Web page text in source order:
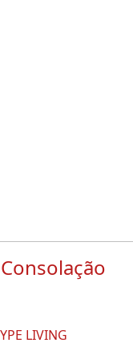
LIVING